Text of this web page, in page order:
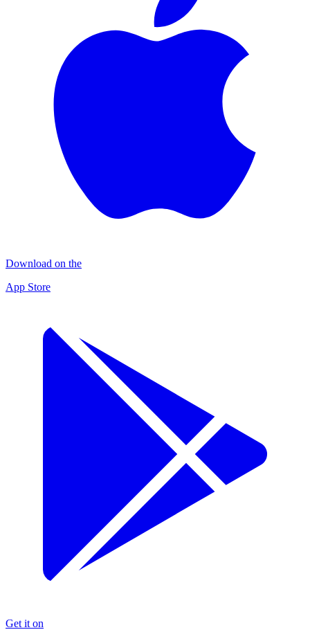
Download on the
App Store
Get it on